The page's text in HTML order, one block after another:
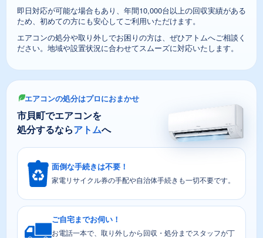
即日対応が可能な場合もあり、年間10,000台以上の回収実績がある
ため、初めての方にも安心してご利用いただけます。
エアコンの処分や取り外しでお困りの方は、ぜひアトムへご相談く
ださい。地域や設置状況に合わせてスムーズに対応いたします。
エアコンの処分はプロにおまかせ
市貝町でエアコンを
処分するならアトムへ
面倒な手続きは不要！
家電リサイクル券の手配や自治体手続きも一切不要です。
ご自宅までお伺い！
お電話一本で、取り外しから回収・処分までスタッフが丁